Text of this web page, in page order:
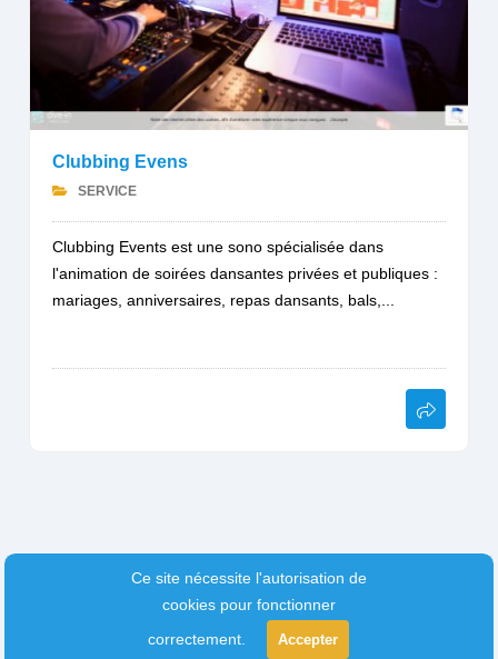
Clubbing Evens
SERVICE
Clubbing Events est une sono spécialisée dans
l'animation de soirées dansantes privées et publiques :
mariages, anniversaires, repas dansants, bals,...
Ce site nécessite l'autorisation de
cookies pour fonctionner
correctement.
Accepter